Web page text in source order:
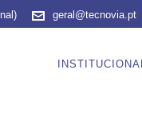
geral@tecnovia.pt
INSTITUCIONAL